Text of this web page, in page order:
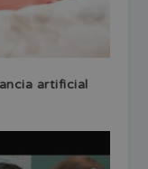
artificial